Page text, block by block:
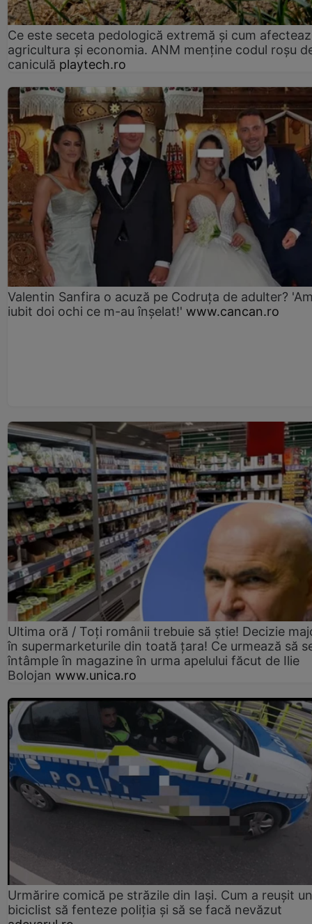
Ce este seceta pedologică extremă și cum
agricultura și economia. ANM menține codul roșu
caniculă playtech.ro
Valentin Sanfira o acuză pe Codruța de adulter?
iubit doi ochi ce m-au înșelat!' www.cancan.ro
Ultima oră / Toți românii trebuie să știe! Decizie
în supermarketurile din toată țara! Ce urmează să
întâmple în magazine în urma apelului făcut de Ilie
Bolojan www.unica.ro
Urmărire comică pe străzile din Iași. Cum a reușit un
biciclist să fenteze poliția și să se facă nevăzut